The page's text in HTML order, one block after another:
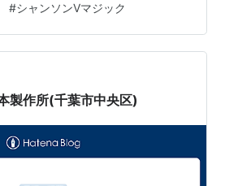
s.com/article/1612920 静岡第一
ューブ公式…
#シャンソンVマジック
製作所(千葉市中央区)